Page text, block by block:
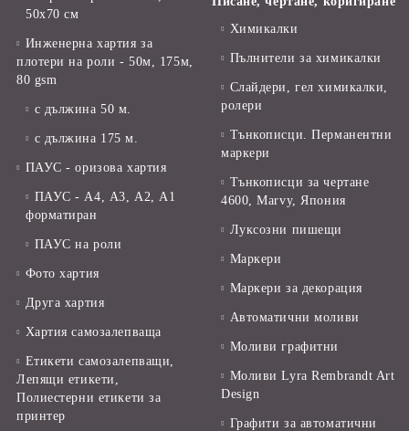
50х70 см
Инженерна хартия за
плотери на роли - 50м, 175м,
80 gsm
с дължина 50 м.
с дължина 175 м.
ПАУС - оризова хартия
ПАУС - А4, А3, А2, А1
форматиран
ПАУС на роли
Фото хартия
Друга хартия
Хартия самозалепваща
Етикети самозалепващи,
Лепящи етикети,
Полиестерни етикети за
принтер
Химикалки
Пълнители за химикалки
Слайдери, гел химикалки,
ролери
Тънкописци. Перманентни
маркери
Тънкописци за чертане
4600, Marvy, Япония
Луксозни пишещи
Маркери
Маркери за декорация
Автоматични моливи
Моливи графитни
Моливи Lyra Rembrandt Art
Design
Графити за автоматични